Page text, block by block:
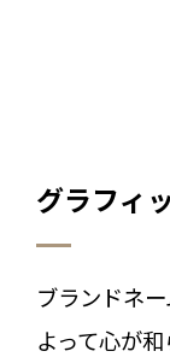
グラフィ
ブランドネ
よって心が